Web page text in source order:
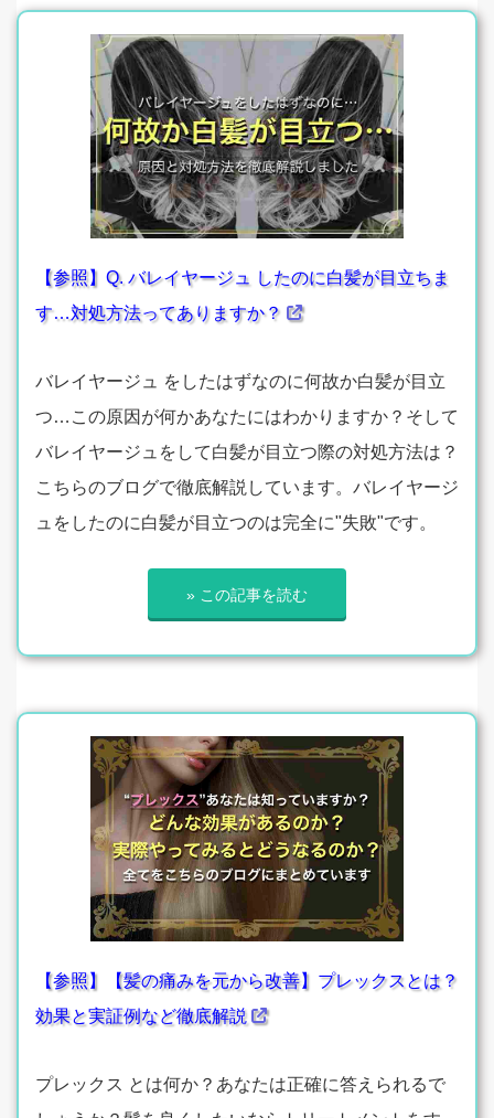
【参照】Q. バレイヤージュ したのに白髪が目立ちま
す…対処方法ってありますか？
バレイヤージュ をしたはずなのに何故か白髪が目立
つ…この原因が何かあなたにはわかりますか？そして
バレイヤージュをして白髪が目立つ際の対処方法は？
こちらのブログで徹底解説しています。バレイヤージ
ュをしたのに白髪が目立つのは完全に"失敗"です。
» この記事を読む
【参照】【髪の痛みを元から改善】プレックスとは？
効果と実証例など徹底解説
プレックス とは何か？あなたは正確に答えられるで